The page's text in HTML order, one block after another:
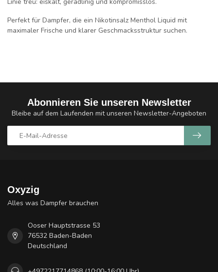
Perfekt für Dampfer, die ein Nikotinsalz Menthol Liquid mit
maximaler Frische und klarer Geschmacksstruktur suchen.
Abonnieren Sie unseren Newsletter
Bleibe auf dem Laufenden mit unseren Newsletter-Angeboten
Oxyzig
Alles was Dampfer brauchen
Ooser Hauptstrasse 53
76532 Baden-Baden
Deutschland